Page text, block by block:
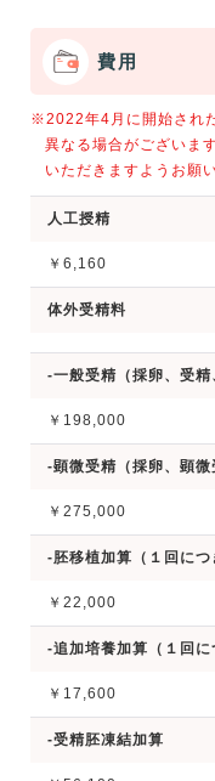
費用
※2022年4月に開始され
異なる場合がございま
いただきますようお願
人工授精
￥6,160
体外受精料
-一般受精（採卵、受精
￥198,000
-顕微受精（採卵、顕微
￥275,000
-胚移植加算（１回につ
￥22,000
-追加培養加算（１回に
￥17,600
-受精胚凍結加算